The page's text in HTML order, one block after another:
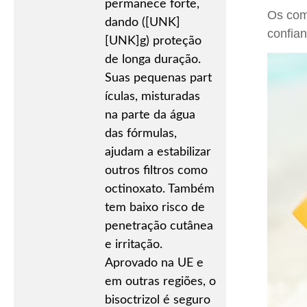
permanece forte,
dando ([UNK]
[UNK]g) proteção
de longa duração.
Suas pequenas part
ículas, misturadas
na parte da água
das fórmulas,
ajudam a estabilizar
outros filtros como
octinoxato. Também
tem baixo risco de
penetração cutânea
e irritação.
Aprovado na UE e
em outras regiões, o
bisoctrizol é seguro
Os